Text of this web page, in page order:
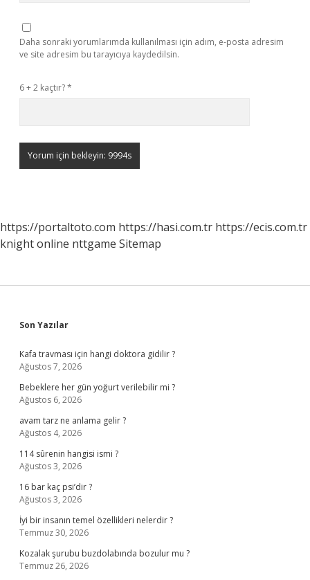
Daha sonraki yorumlarımda kullanılması için adım, e-posta adresim
ve site adresim bu tarayıcıya kaydedilsin.
6 + 2 kaçtır?*
https://portaltoto.com https://hasi.com.tr https://ecis.com.tr
knight online nttgame Sitemap
Sidebar
Son Yazılar
Kafa travması için hangi doktora gidilir ?
Ağustos 7, 2026
Bebeklere her gün yoğurt verilebilir mi ?
Ağustos 6, 2026
avam tarz ne anlama gelir ?
Ağustos 4, 2026
114 sûrenin hangisi ismi ?
Ağustos 3, 2026
16 bar kaç psi’dir ?
Ağustos 3, 2026
İyi bir insanın temel özellikleri nelerdir ?
Temmuz 30, 2026
Kozalak şurubu buzdolabında bozulur mu ?
Temmuz 26, 2026